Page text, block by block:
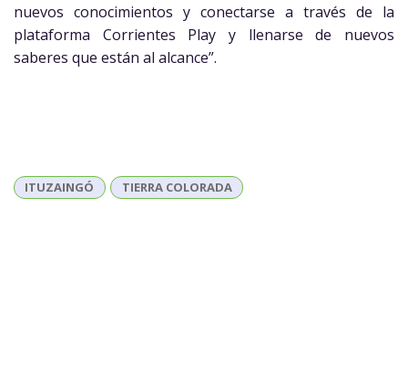
nuevos conocimientos y conectarse a través de la
plataforma Corrientes Play y llenarse de nuevos
saberes que están al alcance”.
ITUZAINGÓ TIERRA COLORADA